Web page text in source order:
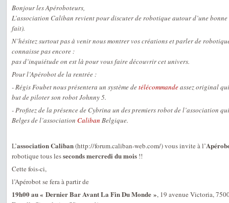
Bonjour les Apéroboteurs,
L’association Caliban revient pour discuter de robotique autour d’une
fait).
N’hésitez surtout pas à venir nous montrer vos créations et parler de
connaisse pas encore :
pas d’inquiétude on est là pour vous faire découvrir cet univers.
Pour l’Apérobot de la rentrée :
- Régis Foubet nous présentera un système detélécommandeassez original
but de piloter son robot Johnny 5.
- Profitez de la présence de Cybrina un des premiers robot de l’association
Belges de l’association Caliban Belgique.
L’association Caliban(http://forum.caliban-web.com/) vous invite à l’
robotique tous lesseconds mercredi du mois !!
Cette fois-ci,
l’Apérobot se fera à partir de
19h00 au « Dernier Bar Avant La Fin Du Monde », 19 avenue Victoria,